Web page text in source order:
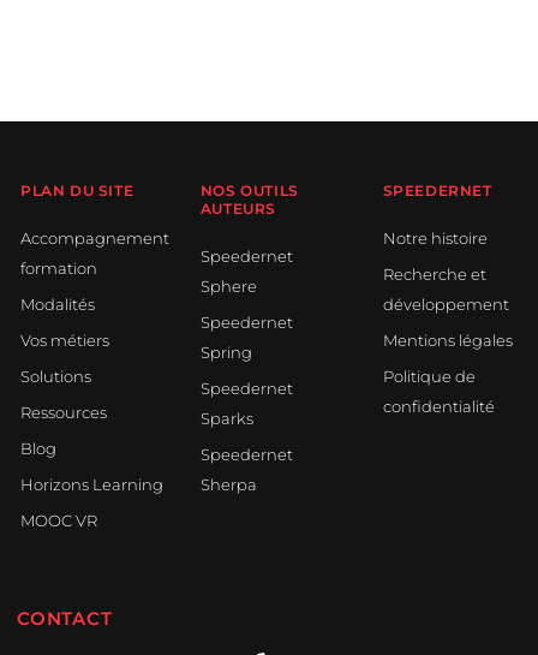
PLAN DU SITE
Accompagnement
formation
Modalités
Vos métiers
Solutions
Ressources
Blog
Horizons Learning
MOOC VR
NOS OUTILS
AUTEURS
Speedernet
Sphere
Speedernet
Spring
Speedernet
Sparks
Speedernet
Sherpa
SPEEDERNET
Notre histoire
Recherche et
développement
Mentions légales
Politique de
confidentialité
CONTACT